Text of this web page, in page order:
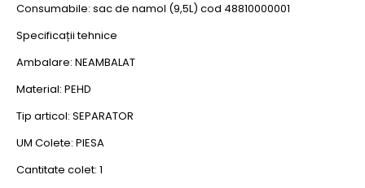
Consumabile: sac de namol (9,5L) cod 48810000001
Specificații tehnice
Ambalare: NEAMBALAT
Material: PEHD
Tip articol: SEPARATOR
UM Colete: PIESA
Cantitate colet: 1